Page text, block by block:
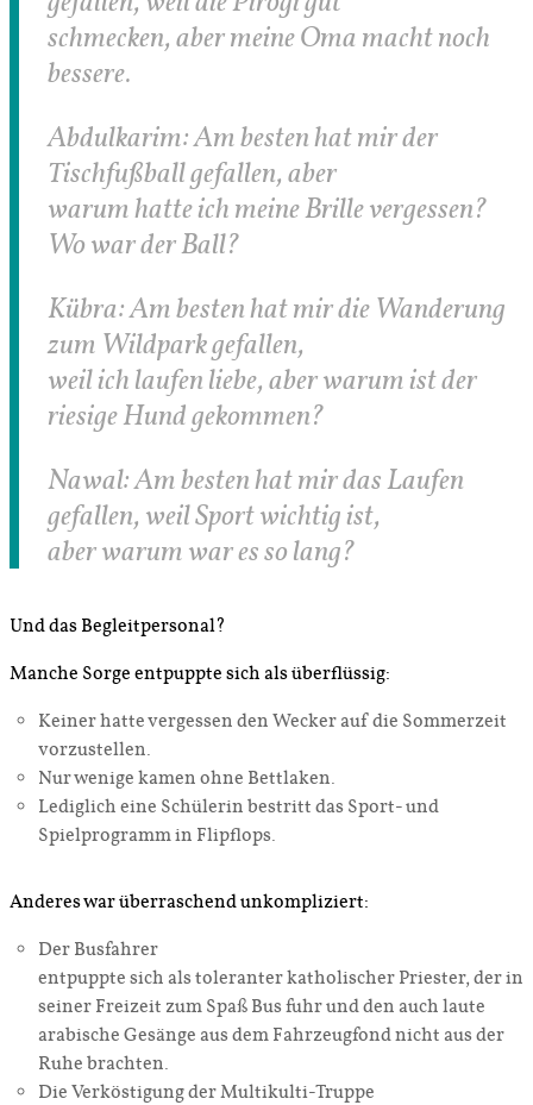
schmecken, aber meine Oma macht noch
bessere.
Abdulkarim: Am besten hat mir der
Tischfußball gefallen, aber
warum hatte ich meine Brille vergessen?
Wo war der Ball?
Kübra: Am besten hat mir die Wanderung
zum Wildpark gefallen,
weil ich laufen liebe, aber warum ist der
riesige Hund gekommen?
Nawal: Am besten hat mir das Laufen
gefallen, weil Sport wichtig ist,
aber warum war es so lang?
Und das Begleitpersonal?
Manche Sorge entpuppte sich als überflüssig:
Keiner hatte vergessen den Wecker auf die Sommerzeit
vorzustellen.
Nur wenige kamen ohne Bettlaken.
Lediglich eine Schülerin bestritt das Sport- und
Spielprogramm in Flipflops.
Anderes war überraschend unkompliziert:
Der Busfahrer
entpuppte sich als toleranter katholischer Priester, der in
seiner Freizeit zum Spaß Bus fuhr und den auch laute
arabische Gesänge aus dem Fahrzeugfond nicht aus der
Ruhe brachten.
Die Verköstigung der Multikulti-Truppe